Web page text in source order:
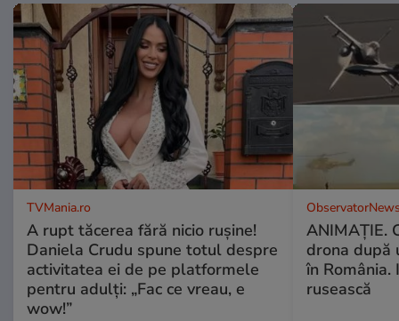
TVMania.ro
A rupt tăcerea fără nicio rușine!
Daniela Crudu spune totul despre
activitatea ei de pe platformele
pentru adulți: „Fac ce vreau, e
wow!”
ANIMAŢIE.
drona după
în România.
rusească